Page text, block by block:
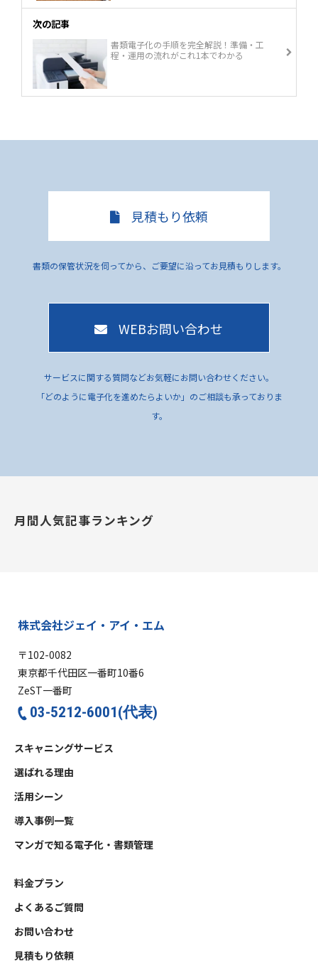
次の記事
書類電子化の手順を完全解説！準備・工
程・運用の流れがこれ1本でわかる
見積もり依頼
書類の保管状況を伺ってから、ご要望に沿ってお見積もりします。
WEBお問い合わせ
サービスに関する質問などお気軽にお問い合わせください。
「どのように電子化を進めたらよいか」のご相談も承っておりま
す。
月間人気記事ランキング
株式会社ジェイ・アイ・エム
〒102-0082
東京都千代田区一番町10番6
ZeST一番町
03-5212-6001(代表)
スキャニングサービス
選ばれる理由
活用シーン
導入事例一覧
マンガで知る電子化・書類管理
料金プラン
よくあるご質問
お問い合わせ
見積もり依頼